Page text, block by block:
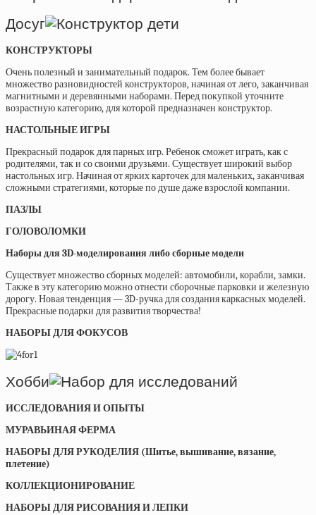
Досуг
КОНСТРУКТОРЫ
Очень полезный и занимательный подарок. Тем более бывает
множество разновидностей конструкторов, начиная от лего, заканчивая
магнитными и деревянными наборами. Перед покупкой уточните
возрастную категорию, для которой предназначен конструктор.
НАСТОЛЬНЫЕ ИГРЫ
Прекрасный подарок для парных игр. Ребенок сможет играть, как с
родителями, так и со своими друзьями. Существует широкий выбор
настольных игр. Начиная от ярких карточек для маленьких, заканчивая
сложными стратегиями, которые по душе даже взрослой компании.
ПАЗЛЫ
ГОЛОВОЛОМКИ
Наборы для 3D-моделирования либо сборные модели
Существует множество сборных моделей: автомобили, корабли, замки.
Также в эту категорию можно отнести сборочные парковки и железную
дорогу. Новая тенденция — 3D-ручка для создания каркасных моделей.
Прекрасные подарки для развития творчества!
НАБОРЫ ДЛЯ ФОКУСОВ
Хобби
ИССЛЕДОВАНИЯ И ОПЫТЫ
МУРАВЬИНАЯ ФЕРМА
НАБОРЫ ДЛЯ РУКОДЕЛИЯ (Шитье, вышивание, вязание,
плетение)
КОЛЛЕКЦИОНИРОВАНИЕ
НАБОРЫ ДЛЯ РИСОВАНИЯ И ЛЕПКИ